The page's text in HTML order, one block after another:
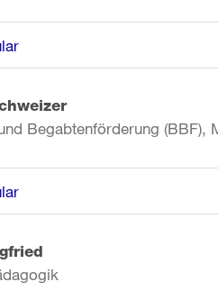
Begabtenförderung (BBF),